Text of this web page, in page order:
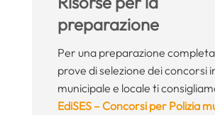
preparazione
Per una preparazione
prove di selezione dei concorsi
municipale e locale ti
EdiSES – Concorsi per Polizia